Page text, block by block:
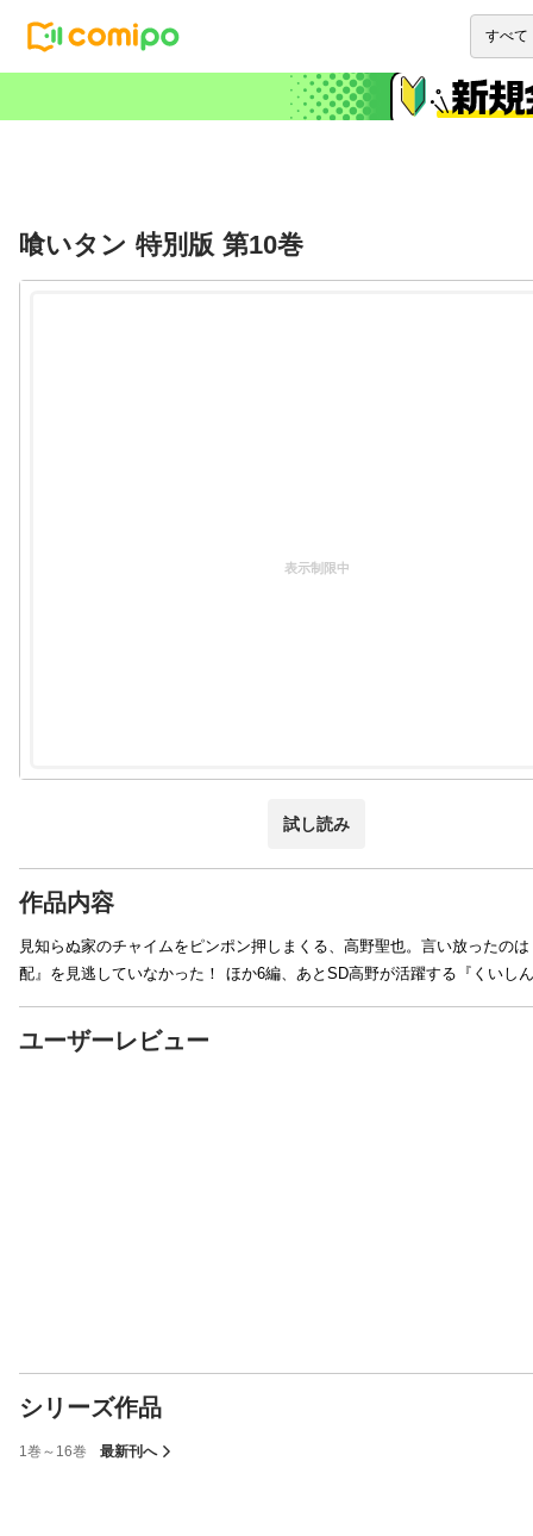
喰いタン 特別版 第10巻
表示制限中
試し読み
作品内容
見知らぬ家のチャイムをピンポン押しまくる、高野聖也。言い放ったの
配』を見逃していなかった！ ほか6編、あとSD高野が活躍する『くい
ユーザーレビュー
シリーズ作品
1巻～16巻 最新刊へ